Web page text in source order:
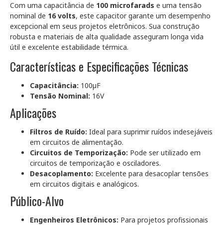
Com uma capacitância de 100 microfarads e uma tensão
nominal de 16 volts, este capacitor garante um desempenho
excepcional em seus projetos eletrônicos. Sua construção
robusta e materiais de alta qualidade asseguram longa vida
útil e excelente estabilidade térmica.
Características e Especificações Técnicas
Capacitância: 100µF
Tensão Nominal: 16V
Aplicações
Filtros de Ruído: Ideal para suprimir ruídos indesejáveis
em circuitos de alimentação.
Circuitos de Temporização: Pode ser utilizado em
circuitos de temporização e osciladores.
Desacoplamento: Excelente para desacoplar tensões
em circuitos digitais e analógicos.
Público-Alvo
Engenheiros Eletrônicos: Para projetos profissionais